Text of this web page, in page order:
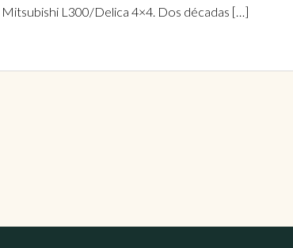
L300/Delica 4×4. Dos décadas […]